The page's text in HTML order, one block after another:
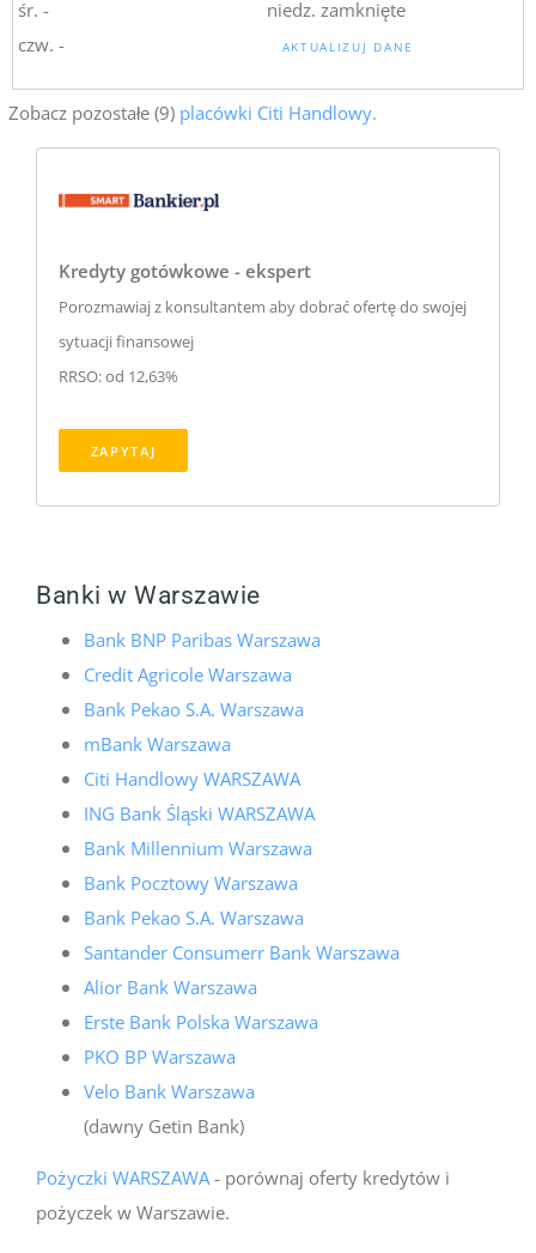
śr. -
czw. -
niedz. zamknięte
AKTUALIZUJ DANE
Zobacz pozostałe (9) placówki Citi Handlowy.
Kredyty gotówkowe - ekspert
Porozmawiaj z konsultantem aby dobrać ofertę do swojej
sytuacji finansowej
RRSO: od 12,63%
ZAPYTAJ
Banki w Warszawie
Bank BNP Paribas Warszawa
Credit Agricole Warszawa
Bank Pekao S.A. Warszawa
mBank Warszawa
Citi Handlowy WARSZAWA
ING Bank Śląski WARSZAWA
Bank Millennium Warszawa
Bank Pocztowy Warszawa
Bank Pekao S.A. Warszawa
Santander Consumerr Bank Warszawa
Alior Bank Warszawa
Erste Bank Polska Warszawa
PKO BP Warszawa
Velo Bank Warszawa
(dawny Getin Bank)
Pożyczki WARSZAWA- porównaj oferty kredytów i
pożyczek w Warszawie.